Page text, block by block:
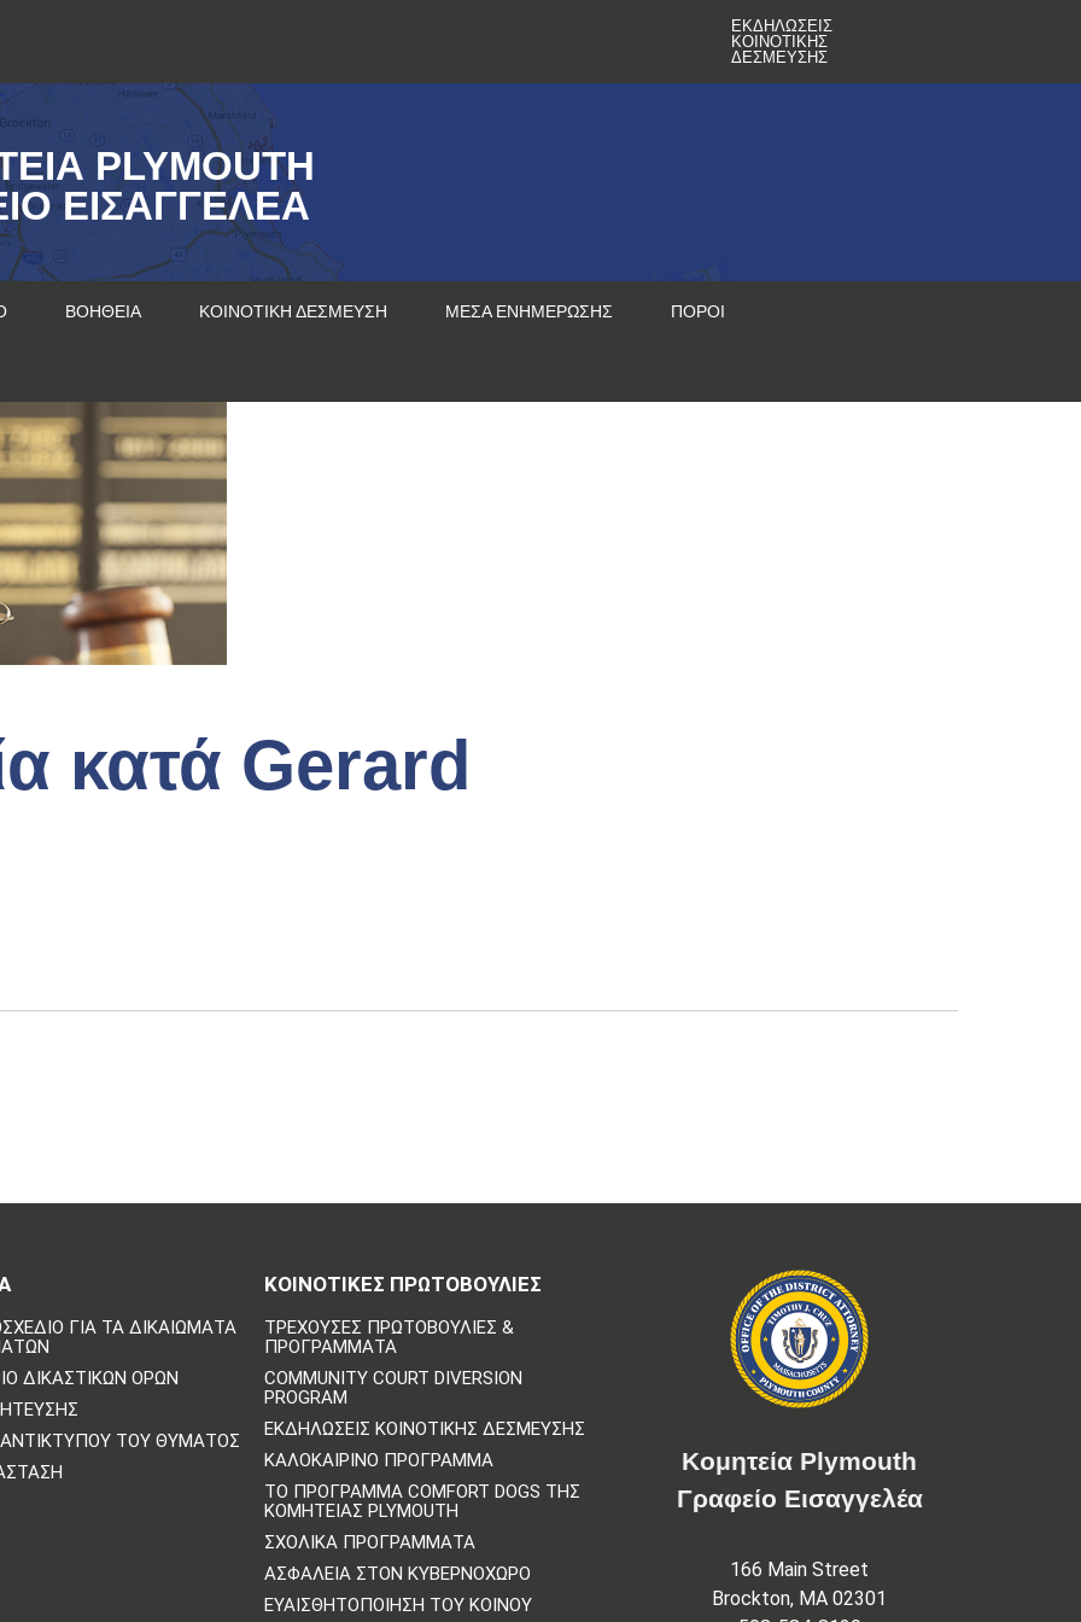
ΕΚΔΗΛΏΣΕΙΣ
ΚΟΙΝΟΤΙΚΉΣ
ΔΈΣΜΕΥΣΗΣ
PLYMOUTH
ΕΙΣΑΓΓΕΛΈΑ
ΒΟΉΘΕΙΑ ΚΟΙΝΟΤΙΚΉ ΔΈΣΜΕΥΣΗ ΜΈΣΑ ΕΝΗΜΈΡΩΣΗΣ ΠΌΡΟΙ
κατά Gerard
ΓΙΑ ΤΑ ΔΙΚΑΙΏΜΑΤΑ
ΔΙΚΑΣΤΙΚΏΝ ΌΡΩΝ
ΤΟΥ ΘΎΜΑΤΟΣ
ΚΟΙΝΟΤΙΚΈΣ ΠΡΩΤΟΒΟΥΛΊΕΣ
ΤΡΈΧΟΥΣΕΣ ΠΡΩΤΟΒΟΥΛΊΕΣ &
ΠΡΟΓΡΆΜΜΑΤΑ
COMMUNITY COURT DIVERSION
PROGRAM
ΕΚΔΗΛΏΣΕΙΣ ΚΟΙΝΟΤΙΚΉΣ ΔΈΣΜΕΥΣΗΣ
ΚΑΛΟΚΑΙΡΙΝΌ ΠΡΌΓΡΑΜΜΑ
ΤΟ ΠΡΌΓΡΑΜΜΑ COMFORT DOGS ΤΗΣ
ΚΟΜΗΤΕΊΑΣ PLYMOUTH
ΣΧΟΛΙΚΆ ΠΡΟΓΡΆΜΜΑΤΑ
ΑΣΦΆΛΕΙΑ ΣΤΟΝ ΚΥΒΕΡΝΟΧΏΡΟ
ΕΥΑΙΣΘΗΤΟΠΟΊΗΣΗ ΤΟΥ ΚΟΙΝΟΎ
Κομητεία Plymouth
Γραφείο Εισαγγελέα
166 Main Street
Brockton, MA 02301